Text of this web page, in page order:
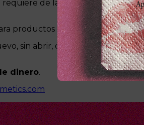
requiere de la presentación de
productos eléctricos. El
sin abrir, debe estar sin uso
dinero.